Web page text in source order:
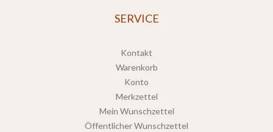
SERVICE
Kontakt
Warenkorb
Konto
Merkzettel
Mein Wunschzettel
Öffentlicher Wunschzettel